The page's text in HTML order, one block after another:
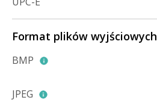
Format plików wyjściowych
BMP
JPEG